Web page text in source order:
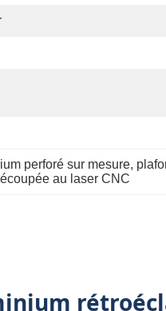
perforé sur mesure,
au laser CNC